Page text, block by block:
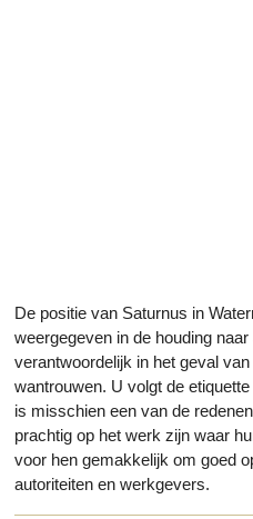
De positie van Saturnus in
weergegeven in de houding
verantwoordelijk in het geval
wantrouwen. U volgt de
is misschien een van de
prachtig op het werk zijn waar
voor hen gemakkelijk om goed
autoriteiten en werkgevers.